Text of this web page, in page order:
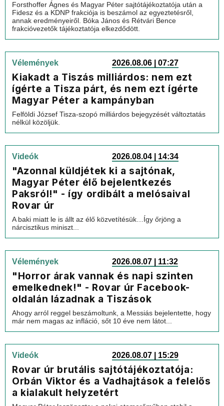
Forsthoffer Ágnes és Magyar Péter sajtótájékoztatója után a
Fidesz és a KDNP frakciója is beszámol az egyeztetésről,
annak eredményeiről. Bóka János és Rétvári Bence
frakcióvezetők tájékoztatója elkezdődött.
Vélemények 2026.08.06 | 07:27
Kiakadt a Tiszás milliárdos: nem ezt
ígérte a Tisza párt, és nem ezt ígérte
Magyar Péter a kampányban
Felföldi József Tisza-szopó milliárdos bejegyzését változtatás
nélkül közöljük.
Videók 2026.08.04 | 14:34
"Azonnal küldjétek ki a sajtónak,
Magyar Péter élő bejelentkezés
Paksról!" - így ordibált a melósaival
Rovar úr
A baki miatt le is állt az élő közvetítésük…Így őrjöng a
nárcisztikus miniszt...
Vélemények 2026.08.07 | 11:32
"Horror árak vannak és napi szinten
emelkednek!" - Rovar úr Facebook-
oldalán lázadnak a Tiszások
Ahogy arról reggel beszámoltunk, a Messiás bejelentette, hogy
már nem magas az infláció, sőt 10 éve nem látot...
Videók 2026.08.07 | 15:29
Rovar úr brutális sajtótájékoztatója:
Orbán Viktor és a Vadhajtások a felelős
a kialakult helyzetért